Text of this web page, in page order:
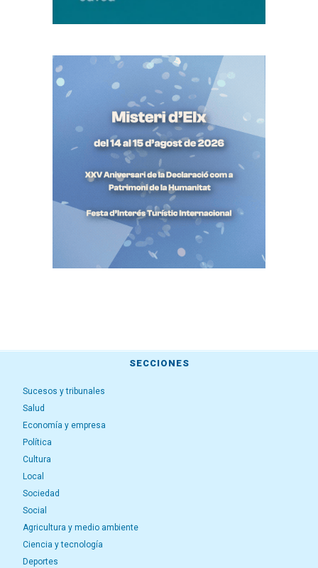
SECCIONES
Sucesos y tribunales
Salud
Economía y empresa
Política
Cultura
Local
Sociedad
Social
Agricultura y medio ambiente
Ciencia y tecnología
Deportes